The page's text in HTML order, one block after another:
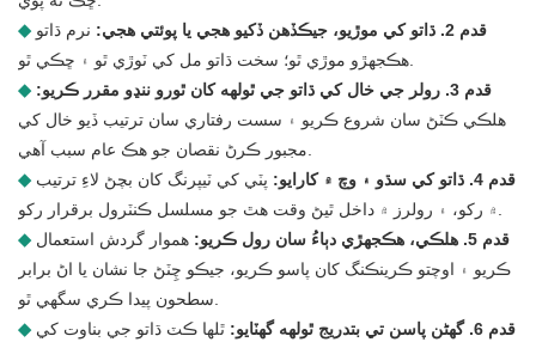
◆
قدم 2. ڌاتو کي موڙيو، جيڪڏهن ڏکيو هجي يا پوئتي هجي:
نرم ڌاتو
هڪجهڙو موڙي ٿو؛ سخت ڌاتو مل کي ٽوڙي ٿو ۽ ڇڪي ٿو.
◆
قدم 3. رولر جي خال کي ڌاتو جي ٿولهه کان ٿورو ننڍو مقرر ڪريو:
هلڪي ڪٽڻ سان شروع ڪريو ۽ سست رفتاري سان ترتيب ڏيو خال کي
مجبور ڪرڻ نقصان جو هڪ عام سبب آهي.
◆
قدم 4. ڌاتو کي سڌو ۽ وچ ۾ کارايو:
پٽي کي ٽيپرنگ کان بچڻ لاءِ ترتيب
۾ رکو، ۽ رولرز ۾ داخل ٿيڻ وقت هٿ جو مسلسل ڪنٽرول برقرار رکو.
◆
قدم 5. هلڪي، هڪجهڙي دٻاءُ سان رول ڪريو:
هموار گردش استعمال
ڪريو ۽ اوچتو ڪرينڪنگ کان پاسو ڪريو، جيڪو چِٽڻ جا نشان يا اڻ برابر
سطحون پيدا ڪري سگهي ٿو.
◆
قدم 6. گھڻن پاسن تي بتدريج ٿولهه گھٽايو:
ٿلها ڪٽ ڌاتو جي بناوت کي